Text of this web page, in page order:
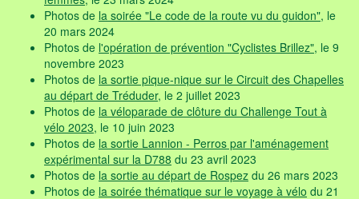
Photos de la soirée "Le code de la route vu du guidon", le
20 mars 2024
Photos de l'opération de prévention "Cyclistes Brillez", le 9
novembre 2023
Photos de la sortie pique-nique sur le Circuit des Chapelles
au départ de Tréduder, le 2 juillet 2023
Photos de la véloparade de clôture du Challenge Tout à
vélo 2023, le 10 juin 2023
Photos de la sortie Lannion - Perros par l'aménagement
expérimental sur la D788 du 23 avril 2023
Photos de la sortie au départ de Rospez du 26 mars 2023
Photos de la soirée thématique sur le voyage à vélo du 21